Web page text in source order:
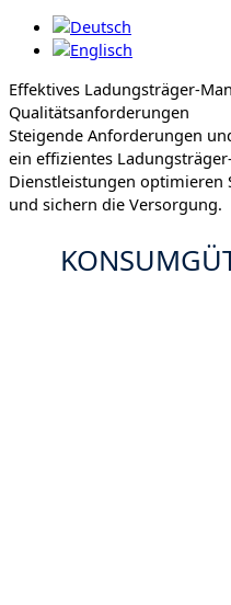
Effektives Ladungsträger-
Qualitätsanforderungen
Steigende Anforderungen
ein effizientes
Dienstleistungen optimieren
und sichern die Versorgung.